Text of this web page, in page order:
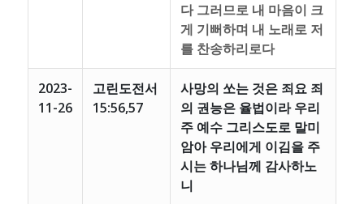
다 그러므로 내 마음이 크
게 기뻐하며 내 노래로 저
를 찬송하리로다
2023-
11-26
고린도전서
15:56,57
사망의 쏘는 것은 죄요 죄
의 권능은 율법이라 우리
주 예수 그리스도로 말미
암아 우리에게 이김을 주
시는 하나님께 감사하노
니